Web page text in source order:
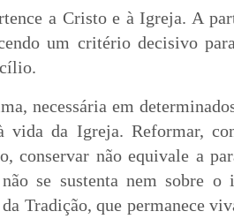
a Cristo e à Igreja. A
um critério decisivo
necessária em
vida da Igreja. Reformar,
conservar não equivale a
se sustenta nem sobre
Tradição, que permanece